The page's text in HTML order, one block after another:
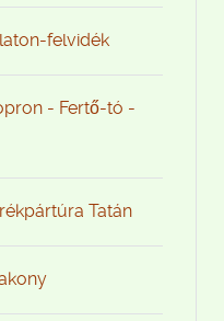
felvidék
- Fertő-tó -
Tatán